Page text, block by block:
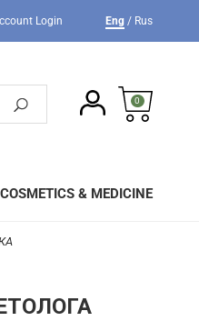
Login Eng/ Rus
0
& MEDICINE